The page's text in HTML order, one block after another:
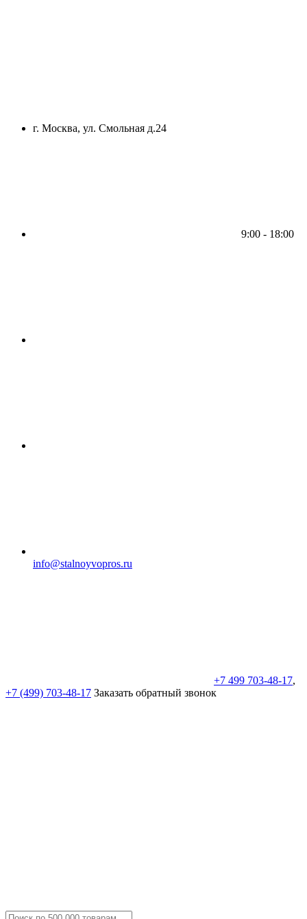
г. Москва, ул. Смольная д.24
9:00 - 18:00
info@stalnoyvopros.ru
+7 499 703-48-17,
+7 (499) 703-48-17 Заказать обратный звонок